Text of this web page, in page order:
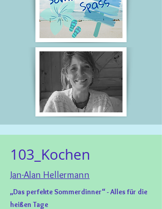
103_Kochen
Jan-Alan Hellermann
„Das perfekte Sommerdinner“ - Alles für die
heißen Tage